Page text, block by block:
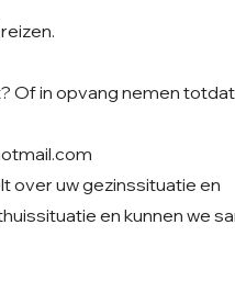
Of in opvang nemen
over uw gezinssituatie en
en kunnen we